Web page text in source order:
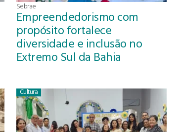
Sebrae
Empreendedorismo com
propósito fortalece
diversidade e inclusão no
Extremo Sul da Bahia
Cultura